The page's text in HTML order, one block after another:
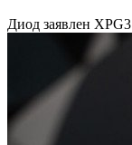
Диод заявлен